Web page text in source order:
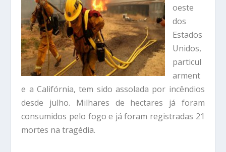
oeste
dos
Estados
Unidos,
particul
arment
e a Califórnia, tem sido assolada por incêndios
desde julho. Milhares de hectares já foram
consumidos pelo fogo e já foram registradas 21
mortes na tragédia.